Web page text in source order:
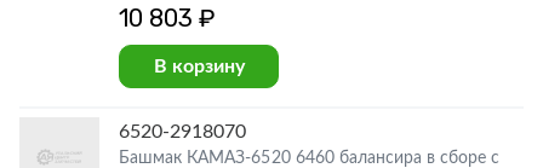
10 803 ₽
В корзину
6520-2918070
Башмак КАМАЗ-6520 6460 балансира в сборе с